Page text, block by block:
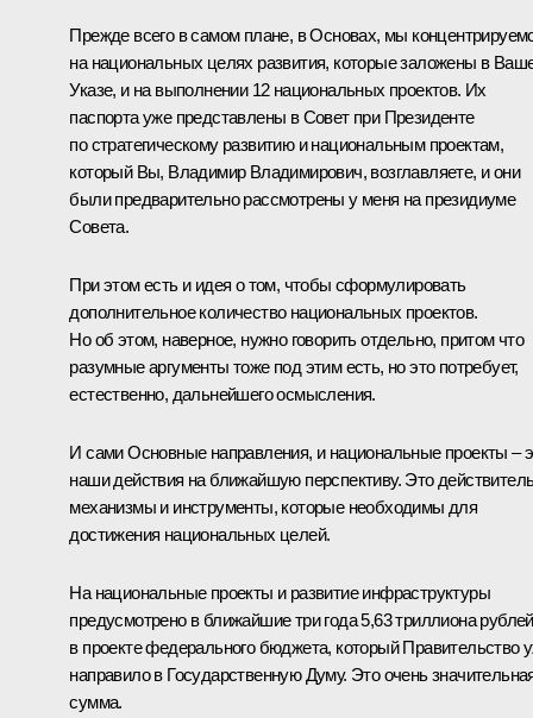
Прежде всего в самом плане, в Основах, мы
на национальных целях развития, которые заложены в
Указе, и на выполнении 12 национальных проектов. Их
паспорта уже представлены в Совет при Президенте
по стратегическому развитию и национальным проектам,
который Вы, Владимир Владимирович, возглавляете, и они
были предварительно рассмотрены у меня на президиуме
Совета.
При этом есть и идея о том, чтобы сформулировать
дополнительное количество национальных проектов.
Но об этом, наверное, нужно говорить отдельно, притом что
разумные аргументы тоже под этим есть, но это потребует,
естественно, дальнейшего осмысления.
И сами Основные направления, и национальные проекты –
наши действия на ближайшую перспективу. Это
механизмы и инструменты, которые необходимы для
достижения национальных целей.
На национальные проекты и развитие инфраструктуры
предусмотрено в ближайшие три года 5,63 триллиона рублей
в проекте федерального бюджета, который Правительство
направило в Государственную Думу. Это очень
сумма.